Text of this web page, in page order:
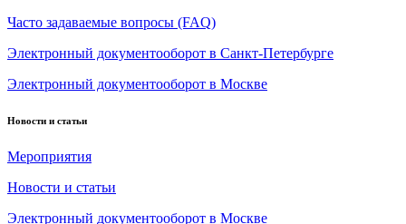
Часто задаваемые вопросы (FAQ)
Электронный документооборот в Санкт-Петербурге
Электронный документооборот в Москве
Новости и статьи
Мероприятия
Новости и статьи
Электронный документооборот в Москве